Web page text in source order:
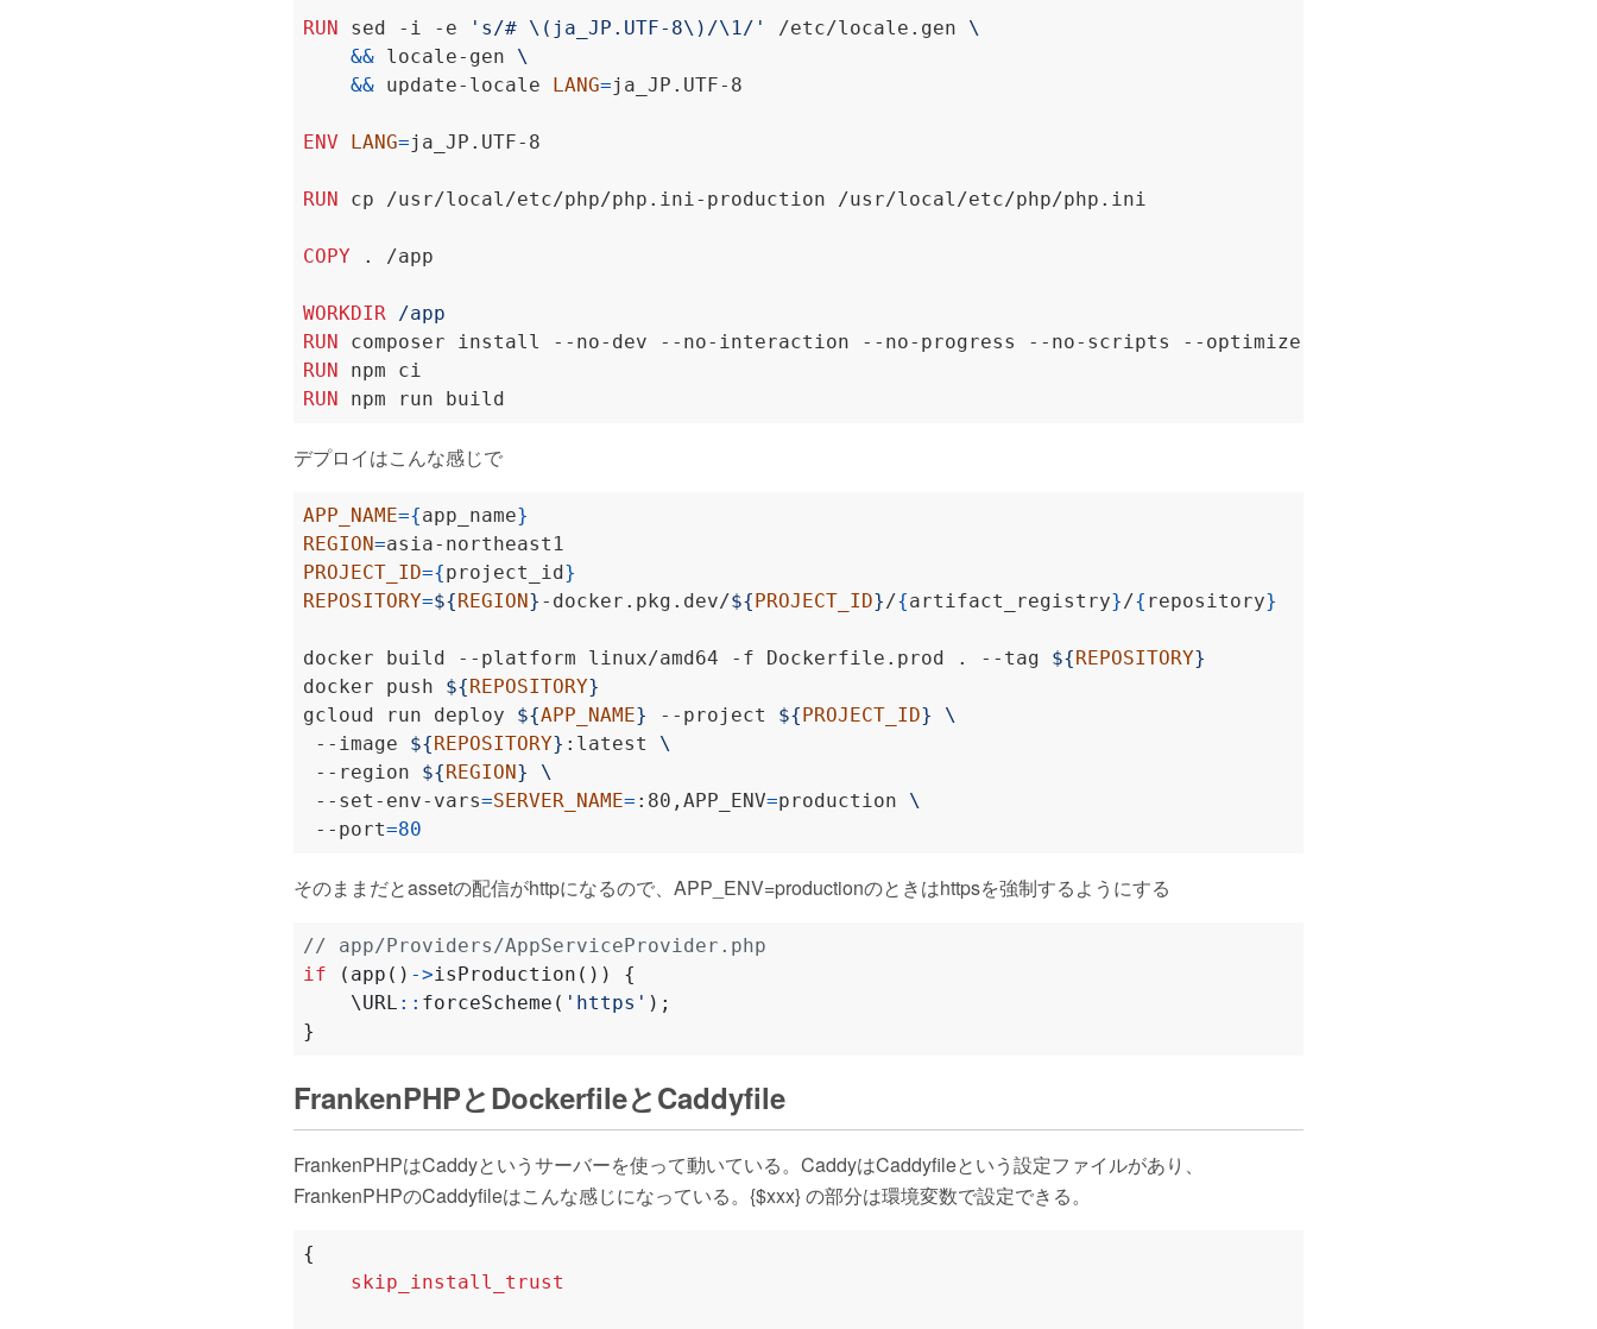
RUN sed -i -e 's/# \(ja_JP.UTF-8\)/\1/' /etc/locale.gen
&& locale-gen
&& update-locale LANG=ja_JP.UTF-8
ENV LANG=ja_JP.UTF-8
RUN cp /usr/local/etc/php/php.ini-production /usr/local/etc/php/php.ini
COPY . /app
WORKDIR /app
RUN composer install --no-dev --no-interaction --no-progress --no-scripts --optimize-autoloader
RUN npm ci
RUN npm run build
デプロイはこんな感じで
APP_NAME={app_name}
REGION=
PROJECT_ID={project_id}
REPOSITORY=${REGION} -docker.pkg.dev/${PROJECT_ID} /{artifact_registry} /{ repository}
docker build --platform linux/amd64 -f Dockerfile.prod . --tag ${REPOSITORY}
docker push ${REPOSITORY}
gcloud run deploy ${APP_NAME} --project ${PROJECT_ID}
--image ${REPOSITORY} :latest
--region ${REGION}
--set-env-vars=SERVER_NAME= :80,APP_ENV=production
--port=80
そのままだとassetの配信がhttpになるので、APP_ENV=productionのときはhttpsを強制するようにする
if
( app () ->isProduction ())
{
\URL :: forceScheme ( 'https' );
}
FrankenPHPとDockerfileとCaddyfile
FrankenPHPはCaddyというサーバーを使って動いている。CaddyはCaddyfileという設定ファイルがあり、
FrankenPHPのCaddyfileはこんな感じになっている。{$xxx} の部分は環境変数で設定できる。
{
skip_install_trust